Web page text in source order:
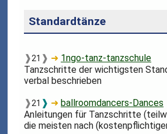
Standardtänze
❱21 ❱ ➜ 1ngo-tanz-tanzschule
Tanzschritte der wichtigsten
verbal beschrieben
❱21 ❱ ➜ ballroomdancers-Dances
Anleitungen für Tanzschritte
die meisten nach